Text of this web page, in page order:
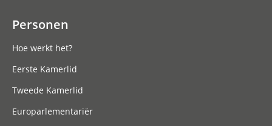
Personen
Hoe werkt het?
Eerste Kamerlid
Tweede Kamerlid
Europarlementariër